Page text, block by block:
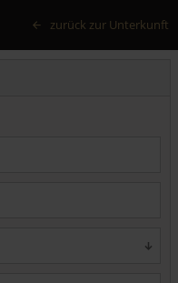
zurück zur Unterkunft